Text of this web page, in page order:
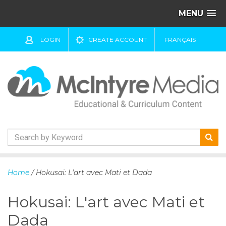
MENU
LOGIN CREATE ACCOUNT FRANÇAIS
kHome / Hokusai: L'art avec Mati et Dada
Hokusai: L'art avec Mati et
Dada